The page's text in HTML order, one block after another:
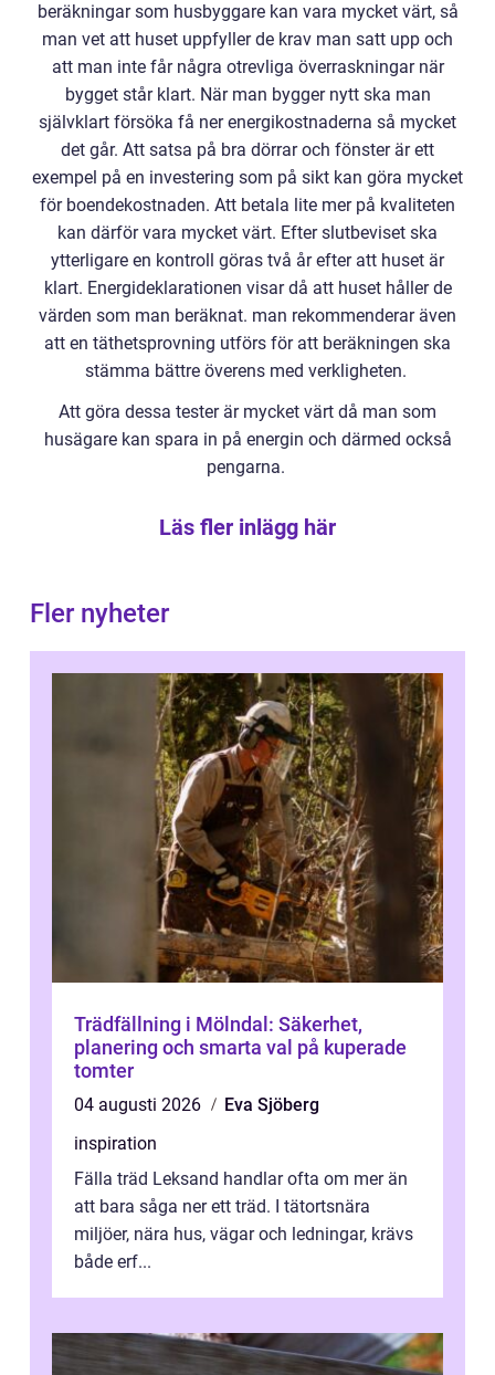
beräkningar som husbyggare kan vara mycket värt, så
man vet att huset uppfyller de krav man satt upp och
att man inte får några otrevliga överraskningar när
bygget står klart. När man bygger nytt ska man
självklart försöka få ner energikostnaderna så mycket
det går. Att satsa på bra dörrar och fönster är ett
exempel på en investering som på sikt kan göra mycket
för boendekostnaden. Att betala lite mer på kvaliteten
kan därför vara mycket värt. Efter slutbeviset ska
ytterligare en kontroll göras två år efter att huset är
klart. Energideklarationen visar då att huset håller de
värden som man beräknat. man rekommenderar även
att en täthetsprovning utförs för att beräkningen ska
stämma bättre överens med verkligheten.
Att göra dessa tester är mycket värt då man som
husägare kan spara in på energin och därmed också
pengarna.
Läs fler inlägg här
Fler nyheter
Trädfällning i Mölndal: Säkerhet,
planering och smarta val på kuperade
tomter
04 augusti 2026
Eva Sjöberg
inspiration
Fälla träd Leksand handlar ofta om mer än
att bara såga ner ett träd. I tätortsnära
miljöer, nära hus, vägar och ledningar, krävs
både erf...